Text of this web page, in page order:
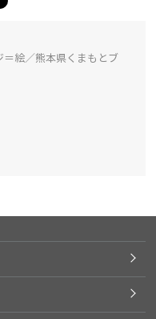
絵／熊本県くまもとブ